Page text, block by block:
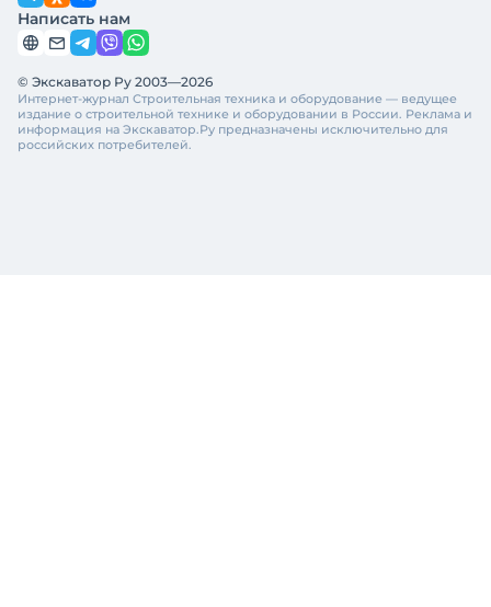
Написать нам
© Экскаватор Ру 2003—2026
Интернет-журнал Строительная техника и оборудование — ведущее
издание о строительной технике и оборудовании в России. Реклама и
информация на Экскаватор.Ру предназначены исключительно для
российских потребителей.